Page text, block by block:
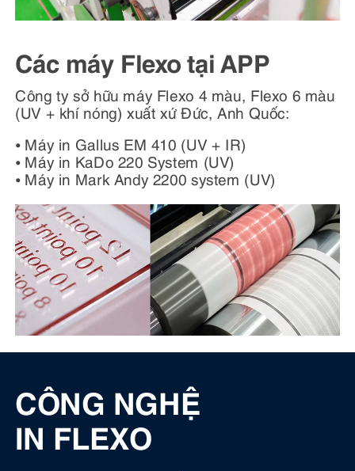
Các máy Flexo tại APP
Công ty sở hữu máy Flexo 4 màu, Flexo 6 màu
(UV + khí nóng) xuất xứ Đức, Anh Quốc:
⦁ Máy in Gallus EM 410 (UV + IR)
⦁ Máy in KaDo 220 System (UV)
⦁ Máy in Mark Andy 2200 system (UV)
CÔNG NGHỆ
IN FLEXO